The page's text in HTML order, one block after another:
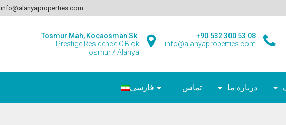
info@alanyaproperties.com
Tosmur Mah, Kocaosman Sk.
Prestige Residence C Blok
Tosmur / Alanya
+90 532 300 53 08
info@alanyaproperties.com
درباره ما تماس فارسی